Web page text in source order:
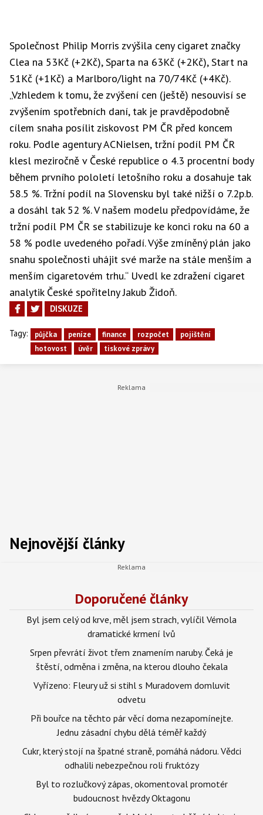
Společnost Philip Morris zvýšila ceny cigaret značky
Clea na 53Kč (+2Kč), Sparta na 63Kč (+2Kč), Start na
51Kč (+1Kč) a Marlboro/light na 70/74Kč (+4Kč).
„Vzhledem k tomu, že zvýšení cen (ještě) nesouvisí se
zvýšením spotřebních daní, tak je pravděpodobně
cílem snaha posílit ziskovost PM ČR před koncem
roku. Podle agentury ACNielsen, tržní podíl PM ČR
klesl meziročně v České republice o 4.3 procentní body
během prvního pololetí letošního roku a dosahuje tak
58.5 %. Tržní podíl na Slovensku byl také nižší o 7.2p.b.
a dosáhl tak 52 %. V našem modelu předpovídáme, že
tržní podíl PM ČR se stabilizuje ke konci roku na 60 a
58 % podle uvedeného pořadí. Výše zmíněný plán jako
snahu společnosti uhájit své marže na stále menším a
menším cigaretovém trhu.“ Uvedl ke zdražení cigaret
analytik České spořitelny Jakub Židoň.
DISKUZE
Tagy: půjčka peníze finance rozpočet
pojištění
hotovost
úvěr tiskové zprávy
Nejnovější články
Doporučené články
Byl jsem celý od krve, měl jsem strach, vylíčil Vémola
dramatické krmení lvů
Srpen převrátí život třem znamením naruby. Čeká je
štěstí, odměna i změna, na kterou dlouho čekala
Vyřízeno: Fleury už si stihl s Muradovem domluvit
odvetu
Při bouřce na těchto pár věcí doma nezapomínejte.
Jednu zásadní chybu dělá téměř každý
Cukr, který stojí na špatné straně, pomáhá nádoru. Vědci
odhalili nebezpečnou roli fruktózy
Byl to rozlučkový zápas, okomentoval promotér
budoucnost hvězdy Oktagonu